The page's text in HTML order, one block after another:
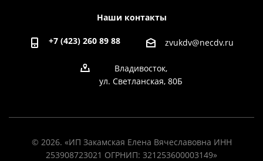
Наши контакты
+7 (423) 260 89 88 zvukdv@necdv.ru
Владивосток,
ул. Светланская, 80Б
© 2026. «ИП Закамская Елена Вячеславовна ИНН
253908723021 ОГРНИП: 321253600003149»